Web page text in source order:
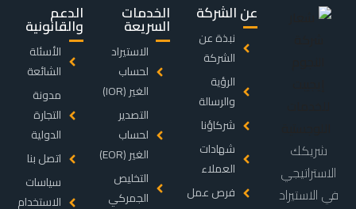
شريكك
الاستراتيجي
في الاستيراد
عن الشركة
نبذة عن
الشركة
الرؤية
والرسالة
شركاؤنا
شهادات
العملاء
فرص عمل
الخدمات
السريعة
الاستيراد
لحساب
الغير (IOR)
التصدير
لحساب
الغير (EOR)
التخليص
الجمركي
الدعم
والقانونية
الأسئلة
الشائعة
مدونة
التجارة
الدولية
اتصل بنا
سياسات
الاستخدام